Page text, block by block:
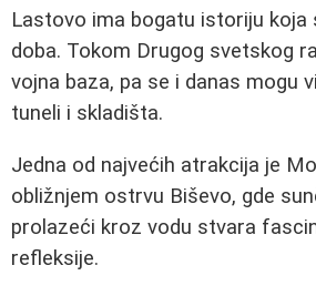
Lastovo ima bogatu istoriju koja
doba. Tokom Drugog svetskog
vojna baza, pa se i danas mogu
tuneli i skladišta.
Jedna od najvećih atrakcija je
obližnjem ostrvu Biševo, gde
prolazeći kroz vodu stvara
refleksije.